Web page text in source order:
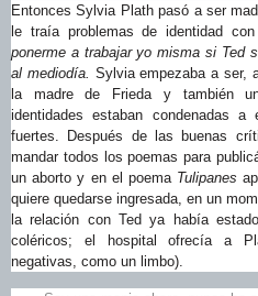
Entonces Sylvia Plath pasó a ser
le traía problemas de identidad
ponerme a trabajar yo misma si Ted
al mediodía. Sylvia empezaba a ser,
la madre de Frieda y también
identidades estaban condenadas a
fuertes. Después de las buenas
mandar todos los poemas para
un aborto y en el poema Tulipanes
quiere quedarse ingresada, en un
la relación con Ted ya había
coléricos; el hospital ofrecía a
negativas, como un limbo).